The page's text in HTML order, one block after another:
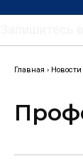
Главная › Новости